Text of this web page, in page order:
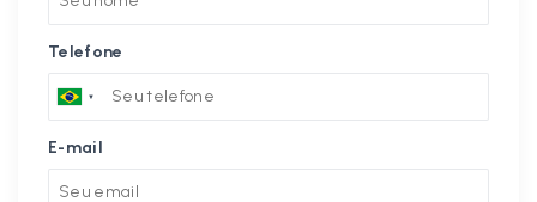
Telefone
E-mail